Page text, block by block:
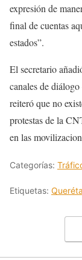
expresión de
final de cuentas
estados”.
El secretario
canales de
reiteró que no
protestas de la
en las
Categorías:
Etiquetas: